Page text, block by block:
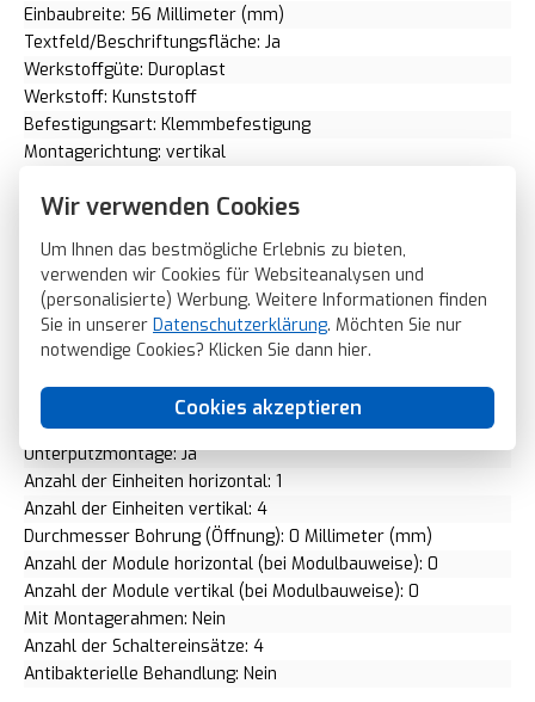
Wir verwenden Cookies
Um Ihnen das bestmögliche Erlebnis zu bieten,
verwenden wir Cookies für Websiteanalysen und
(personalisierte) Werbung. Weitere Informationen finden
Sie in unserer Datenschutzerklärung. Möchten Sie nur
notwendige Cookies? Klicken Sie dann hier.
Cookies akzeptieren
Einbaubreite: 56 Millimeter (mm)
Textfeld/Beschriftungsfläche: Ja
Werkstoffgüte: Duroplast
Werkstoff: Kunststoff
Befestigungsart: Klemmbefestigung
Montagerichtung: vertikal
Schlagfestigkeit: IK02
Geeignet für Unterflurkanaldose: Nein
Transparent: Nein
Ausführung der Oberfläche: glänzend
Geeignet für Geräteeinbaukanal: Ja
Flächenbündige Ausführung: Nein
Geeignet für Einbauinstallation: Ja
Unterputzmontage: Ja
Anzahl der Einheiten horizontal: 1
Anzahl der Einheiten vertikal: 4
Durchmesser Bohrung (Öffnung): 0 Millimeter (mm)
Anzahl der Module horizontal (bei Modulbauweise): 0
Anzahl der Module vertikal (bei Modulbauweise): 0
Mit Montagerahmen: Nein
Anzahl der Schaltereinsätze: 4
Antibakterielle Behandlung: Nein